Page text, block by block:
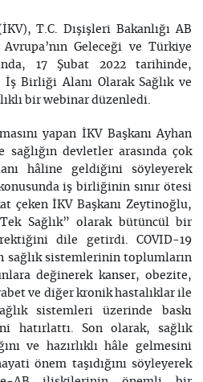
T.C. Dışişleri Bakanlığı AB
Geleceği ve Türkiye
17 Şubat 2022 tarihinde,
İş Birliği Alanı Olarak Sağlık ve
bir webinar düzenledi.
yapan İKV Başkanı Ayhan
devletler arasında çok
hâline geldiğini söyleyerek
iş birliğinin sınır ötesi
çeken İKV Başkanı Zeytinoğlu,
Sağlık” olarak bütüncül bir
dile getirdi. COVID-19
sağlık sistemlerinin toplumların
değinerek kanser, obezite,
ve diğer kronik hastalıklar ile
sistemleri üzerinde baskı
hatırlattı. Son olarak, sağlık
ve hazırlıklı hâle gelmesini
önem taşıdığını söyleyerek